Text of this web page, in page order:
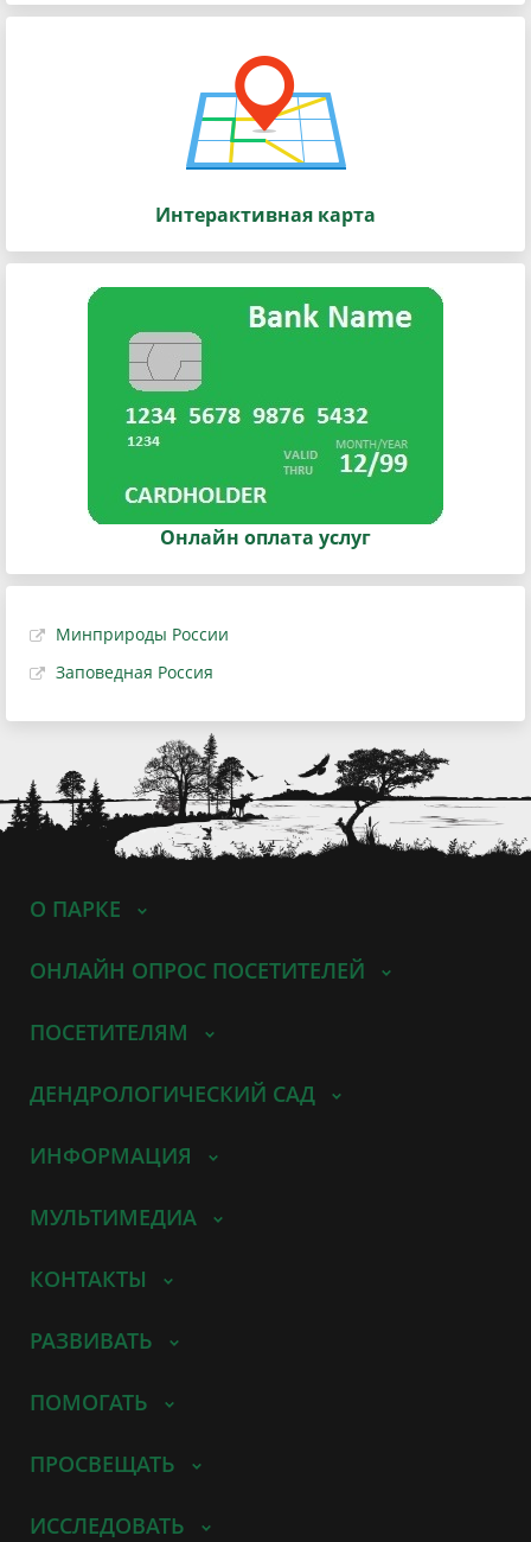
Интерактивная карта
Онлайн оплата услуг
Минприроды России
Заповедная Россия
О ПАРКЕ
ОНЛАЙН ОПРОС ПОСЕТИТЕЛЕЙ
ПОСЕТИТЕЛЯМ
ДЕНДРОЛОГИЧЕСКИЙ САД
ИНФОРМАЦИЯ
МУЛЬТИМЕДИА
КОНТАКТЫ
РАЗВИВАТЬ
ПОМОГАТЬ
ПРОСВЕЩАТЬ
ИССЛЕДОВАТЬ